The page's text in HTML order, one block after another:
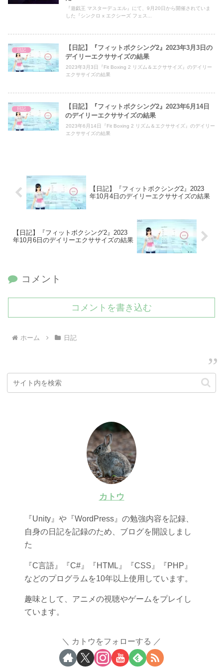
『遊戯王 マスターデュエル』にて、9月20日から開催されていま
した『シンクロ x エクシーズ フェス...
日記
【日記】『フィットボクシング2』2023年3月3日の
デイリーエクササイズの結果
2023年3月3日『Fit Boxing 2 リズム＆エクササイズ』のデイリー
エクササイズの結果
日記
【日記】『フィットボクシング2』2023年6月14日
のデイリーエクササイズの結果
2023年6月14日『Fit Boxing 2 リズム＆エクササイズ』のデイリー
エクササイズの結果
【日記】『フィットボクシング2』2023
年10月4日のデイリーエクササイズの結果
【日記】『フィットボクシング2』2023
年10月6日のデイリーエクササイズの結果
コメント
コメントを書き込む
ホーム 日記
カトウ
『Unity』や『WordPress』の勉強内容を記録、
自身の日記を記録のため、ブログを開設しまし
た
『C言語』『C#』『HTML』『CSS』『PHP』
などのプログラムを10年以上使用しています。
趣味として、アニメの視聴やゲームをプレイし
ています。
カトウをフォローする